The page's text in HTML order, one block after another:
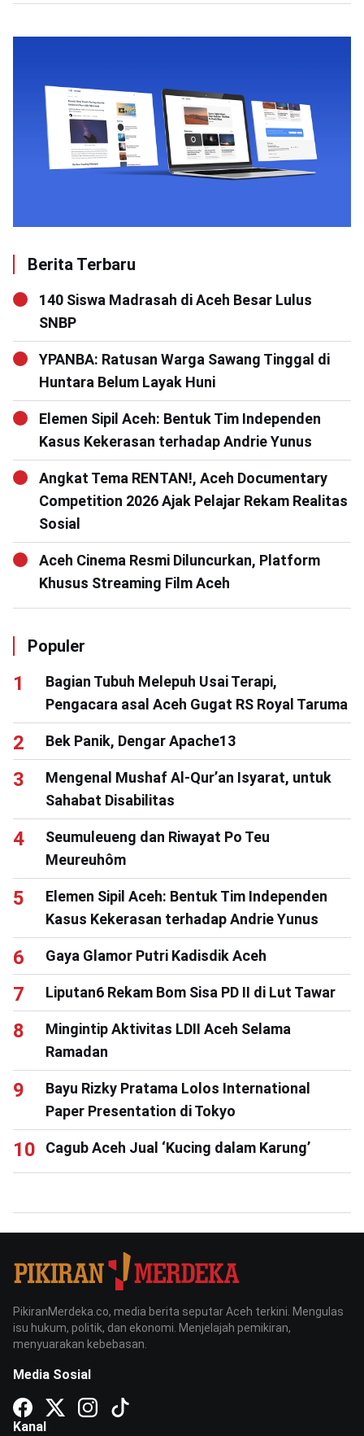
Berita Terbaru
140 Siswa Madrasah di Aceh Besar Lulus
SNBP
YPANBA: Ratusan Warga Sawang Tinggal di
Huntara Belum Layak Huni
Elemen Sipil Aceh: Bentuk Tim Independen
Kasus Kekerasan terhadap Andrie Yunus
Angkat Tema RENTAN!, Aceh Documentary
Competition 2026 Ajak Pelajar Rekam Realitas
Sosial
Aceh Cinema Resmi Diluncurkan, Platform
Khusus Streaming Film Aceh
Populer
Bagian Tubuh Melepuh Usai Terapi,
Pengacara asal Aceh Gugat RS Royal Taruma
Bek Panik, Dengar Apache13
Mengenal Mushaf Al-Qur’an Isyarat, untuk
Sahabat Disabilitas
Seumuleueng dan Riwayat Po Teu
Meureuhôm
Elemen Sipil Aceh: Bentuk Tim Independen
Kasus Kekerasan terhadap Andrie Yunus
Gaya Glamor Putri Kadisdik Aceh
Liputan6 Rekam Bom Sisa PD II di Lut Tawar
Mingintip Aktivitas LDII Aceh Selama
Ramadan
Bayu Rizky Pratama Lolos International
Paper Presentation di Tokyo
Cagub Aceh Jual ‘Kucing dalam Karung’
PikiranMerdeka.co, media berita seputar Aceh terkini. Mengulas
isu hukum, politik, dan ekonomi. Menjelajah pemikiran,
menyuarakan kebebasan.
Media Sosial
Kanal